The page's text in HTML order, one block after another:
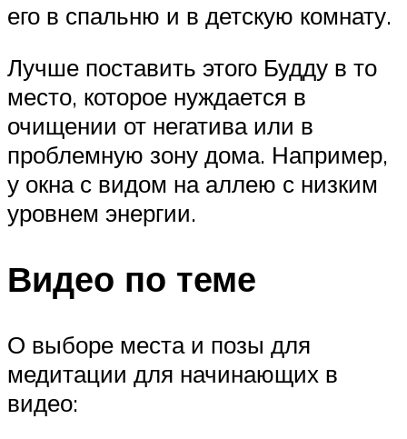
его в спальню и в детскую комнату.
Лучше поставить этого Будду в то
место, которое нуждается в
очищении от негатива или в
проблемную зону дома. Например,
у окна с видом на аллею с низким
уровнем энергии.
Видео по теме
О выборе места и позы для
медитации для начинающих в
видео: